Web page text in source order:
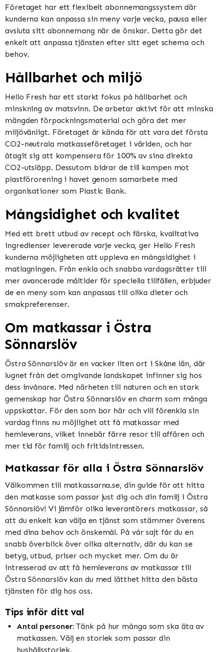
Företaget har ett flexibelt abonnemangssystem där
kunderna kan anpassa sin meny varje vecka, pausa eller
avsluta sitt abonnemang när de önskar. Detta gör det
enkelt att anpassa tjänsten efter sitt eget schema och
behov.
Hållbarhet och miljö
Hello Fresh har ett starkt fokus på hållbarhet och
minskning av matsvinn. De arbetar aktivt för att minska
mängden förpackningsmaterial och göra det mer
miljövänligt. Företaget är kända för att vara det första
CO2-neutrala matkasseföretaget i världen, och har
åtagit sig att kompensera för 100% av sina direkta
CO2-utsläpp. Dessutom bidrar de till kampen mot
plastförorening i havet genom samarbete med
organisationer som Plastic Bank.
Mångsidighet och kvalitet
Med ett brett utbud av recept och färska, kvalitativa
ingredienser levererade varje vecka, ger Hello Fresh
kunderna möjligheten att uppleva en mångsidighet i
matlagningen. Från enkla och snabba vardagsrätter till
mer avancerade måltider för speciella tillfällen, erbjuder
de en meny som kan anpassas till olika dieter och
smakpreferenser.
Om matkassar i Östra
Sönnarslöv
Östra Sönnarslöv är en vacker liten ort i Skåne län, där
lugnet från det omgivande landskapet infinner sig hos
dess invånare. Med närheten till naturen och en stark
gemenskap har Östra Sönnarslöv en charm som många
uppskattar. För den som bor här och vill förenkla sin
vardag finns nu möjlighet att få matkassar med
hemleverans, vilket innebär färre resor till affären och
mer tid för familj och fritidsintressen.
Matkassar för alla i Östra Sönnarslöv
Välkommen till matkassarna.se, din guide för att hitta
den matkasse som passar just dig och din familj i Östra
Sönnarslöv! Vi jämför olika leverantörers matkassar, så
att du enkelt kan välja en tjänst som stämmer överens
med dina behov och önskemål. På vår sajt får du en
snabb överblick över olika alternativ, där du kan se
betyg, utbud, priser och mycket mer. Om du är
intresserad av att få hemleverans av matkassar till
Östra Sönnarslöv kan du med lätthet hitta den bästa
tjänsten för dig hos oss.
Tips inför ditt val
Antal personer: Tänk på hur många som ska äta av
matkassen. Välj en storlek som passar din
hushållsstorlek.